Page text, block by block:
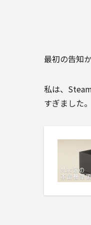
最初の告知
私は、
すぎました。